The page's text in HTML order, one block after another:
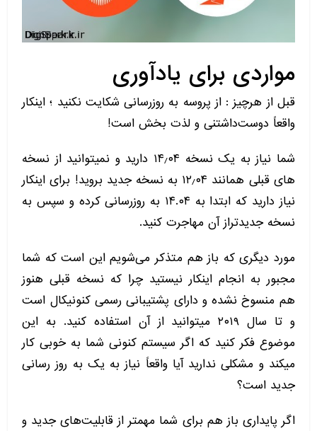
مواردی برای یادآوری
قبل از هرچیز : از پروسه به روزرسانی شکایت نکنید ؛ اینکار
واقعاً دوست‌داشتنی و لذت بخش است!
شما نیاز به یک نسخه ۱۴٫۰۴ دارید و نمیتوانید از نسخه
های قبلی همانند ۱۲٫۰۴ به نسخه جدید بروید! برای اینکار
نیاز دارید که ابتدا به ۱۴.۰۴ به روزرسانی کرده و سپس به
نسخه جدیدتراز آن مهاجرت کنید.
مورد دیگری که باز هم متذکر می‌شویم این است که شما
مجبور به انجام اینکار نیستید چرا که نسخه قبلی هنوز
هم منسوخ نشده و دارای پشتیبانی رسمی کنونیکال است
و تا سال ۲۰۱۹ میتوانید از آن استفاده کنید. به این
موضوع فکر کنید که اگر سیستم کنونی شما به خوبی کار
میکند و مشکلی ندارید آیا واقعاً نیاز به یک به روز رسانی
جدید است؟
اگر پایداری باز هم برای شما مهمتر از قابلیت‌های جدید و